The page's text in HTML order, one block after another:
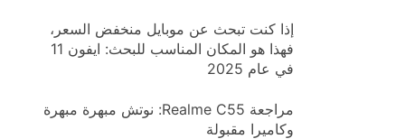
إذا كنت تبحث عن موبايل منخفض السعر،
فهذا هو المكان المناسب للبحث: ايفون 11
في عام 2025
مراجعة Realme C55: نوتش مبهرة مبهرة
وكاميرا مقبولة